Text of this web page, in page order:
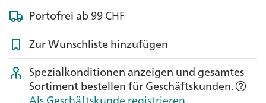
Portofrei ab99 CHF
Zur Wunschliste hinzufügen
Spezialkonditionen anzeigen und gesamtes
Sortiment bestellen für Geschäftskunden.